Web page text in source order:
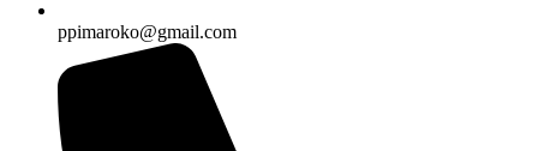
ppimaroko@gmail.com